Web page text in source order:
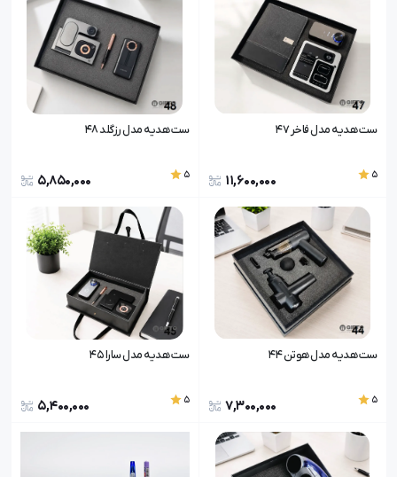
ست هدیه مدل فاخر ۴۷
5
11,600,000
ست هدیه مدل رزگلد ۴۸
5
5,850,000
ست هدیه مدل هوتن 4۴
5
7,300,000
ست هدیه مدل سارا ۴۵
5
5,400,000